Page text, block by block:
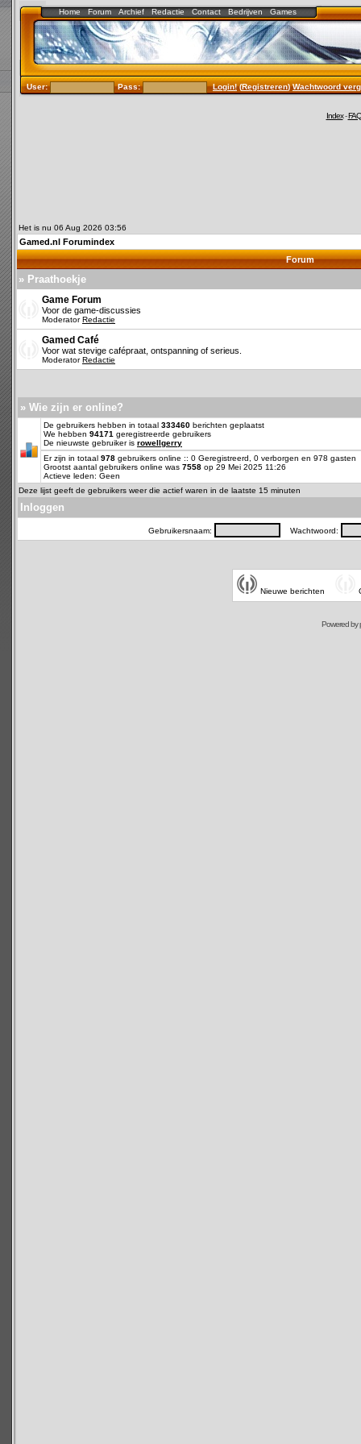
Home Forum Archief Redactie Contact Bedrijven Games
User: Pass: Login!(Registreren)Wachtwoord
Index-FAQ
Het is nu 06 Aug 2026 03:56
Gamed.nl Forumindex
Forum
» Praathoekje
Game Forum
Voor de game-discussies
ModeratorRedactie
Gamed Café
Voor wat stevige cafépraat, ontspanning of serieus.
ModeratorRedactie
» Wie zijn er online?
De gebruikers hebben in totaal 333460 berichten geplaatst
We hebben 94171 geregistreerde gebruikers
De nieuwste gebruiker is rowellgerry
Er zijn in totaal 978 gebruikers online :: 0 Geregistreerd, 0 verborgen en 978
Grootst aantal gebruikers online was 7558 op 29 Mei 2025 11:26
Actieve leden: Geen
Deze lijst geeft de gebruikers weer die actief waren in de laatste 15 minuten
Inloggen
Gebruikersnaam: Wachtwoord:
Nieuwe berichten
Powered by